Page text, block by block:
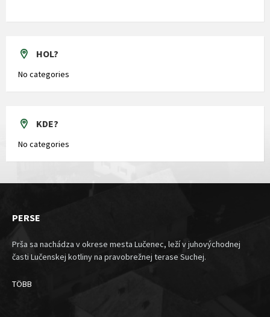
HOL?
No categories
KDE?
No categories
PERSE
Prša sa nachádza v okrese mesta Lučenec, leží v juhovýchodnej
časti Lučenskej kotliny na pravobrežnej terase Suchej.
TÖBB